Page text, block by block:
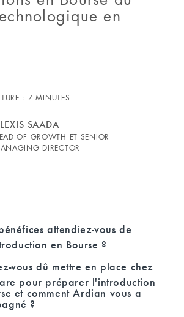
en
: 7 MINUTES
SAADA
OF GROWTH ET SENIOR
DIRECTOR
attendiez-vous de
en Bourse ?
vous dû mettre en place chez
pour préparer l'introduction
et comment Ardian vous a
?